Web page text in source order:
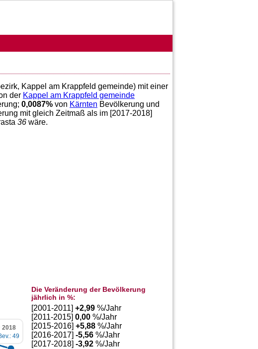
Kappel am Krappfeld gemeinde) mit einer
der Kappel am Krappfeld gemeinde
0,0087% von Kärnten Bevölkerung und
mit gleich Zeitmaß als im [2017-2018]
36 wäre.
2018
49
Die Veränderung der Bevölkerung
jährlich in %:
[2001-2011]+2,99 %/Jahr
[2011-2015]0,00 %/Jahr
[2015-2016]+5,88 %/Jahr
[2016-2017]-5,56 %/Jahr
[2017-2018]-3,92 %/Jahr